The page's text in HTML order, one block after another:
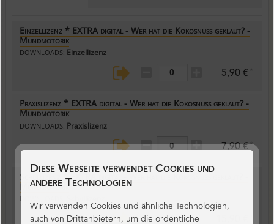
Einzellizenz * EXTRA digital - Wer hat die Kokosnuss geklaut? -
Mundmotorik
DOWNLOADS: Einzellizenz
5,90 € *
Praxislizenz * EXTRA digital - Wer hat die Kokosnuss geklaut? -
Mundmotorik
DOWNLOADS: Praxislizenz
7,90 €*
Schullizenz * EXTRA digital - Wer hat die Kokosnuss geklaut? -
Mundmotorik
DOWNLOADS:
Diese Webseite verwendet Cookies und
andere Technologien
Wir verwenden Cookies und ähnliche Technologien,
auch von Drittanbietern, um die ordentliche